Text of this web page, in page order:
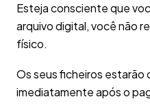
Esteja consciente que
arquivo digital, você não
físico.
Os seus ficheiros estarão
imediatamente após o